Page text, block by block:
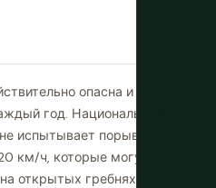
опасна и
год. Национальный
испытывает порывы
км/ч, которые могут
открытых гребнях —